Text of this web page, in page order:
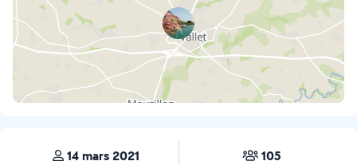
14 mars 2021 105